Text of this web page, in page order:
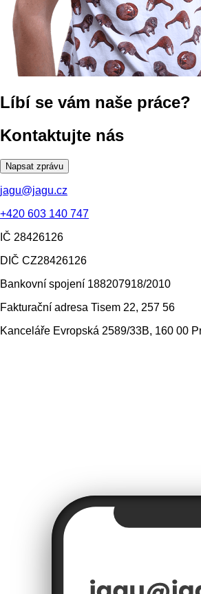
Líbí se vám naše práce?
Kontaktujte nás
Napsat zprávu
jagu@jagu.cz
+420 603 140 747
IČ 28426126
DIČ CZ28426126
Bankovní spojení 188207918/2010
Fakturační adresa Tisem 22, 257 56
Kanceláře Evropská 2589/33B, 160 00